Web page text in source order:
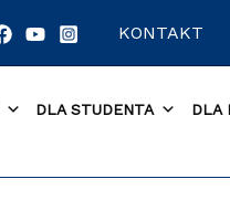
KONTAKT
DLA STUDENTA DLA